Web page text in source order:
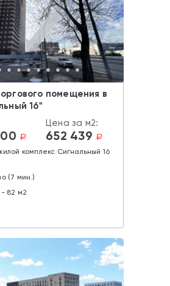
помещения в
16"
a
Цена за м2:
652 439 a
комплекс Сигнальный 16
(7 мин.)
82 м2